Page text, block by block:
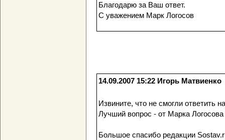
Благодарю за Ваш ответ.
С уважением Марк Логосов
14.09.2007 15:22 Игорь Матвиенко
Извините, что не смогли ответить
Лучший вопрос - от Марка
Большое спасибо редакции